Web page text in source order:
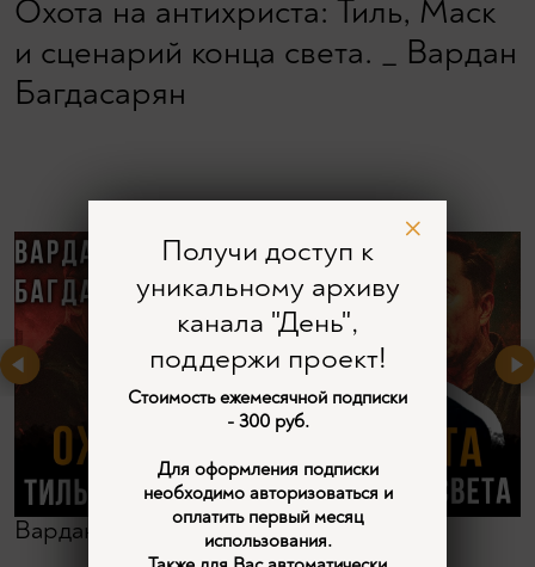
Охота на антихриста: Тиль, Маск
и сценарий конца света. _ Вардан
Багдасарян
Вардан Багдасарян
Получи доступ к
уникальному архиву
канала "День",
поддержи проект!
Стоимость ежемесячной подписки
- 300 руб.
Для оформления подписки
необходимо авторизоваться и
оплатить первый месяц
использования.